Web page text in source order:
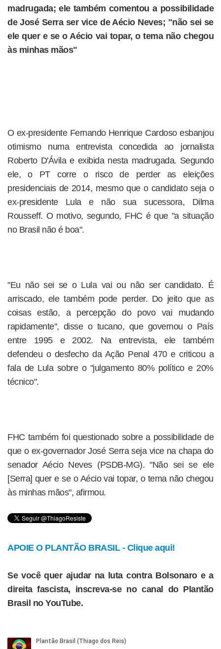
madrugada; ele também comentou a possibilidade
de José Serra ser vice de Aécio Neves; "não sei se
ele quer e se o Aécio vai topar, o tema não chegou
às minhas mãos"
O ex-presidente Fernando Henrique Cardoso esbanjou
otimismo numa entrevista concedida ao jornalista
Roberto D'Ávila e exibida nesta madrugada. Segundo
ele, o PT corre o risco de perder as eleições
presidenciais de 2014, mesmo que o candidato seja o
ex-presidente Lula e não sua sucessora, Dilma
Rousseff. O motivo, segundo, FHC é que "a situação
no Brasil não é boa".
"Eu não sei se o Lula vai ou não ser candidato. É
arriscado, ele também pode perder. Do jeito que as
coisas estão, a percepção do povo vai mudando
rapidamente", disse o tucano, que governou o País
entre 1995 e 2002. Na entrevista, ele também
defendeu o desfecho da Ação Penal 470 e criticou a
fala de Lula sobre o "julgamento 80% político e 20%
técnico".
FHC também foi questionado sobre a possibilidade de
que o ex-governador José Serra seja vice na chapa do
senador Aécio Neves (PSDB-MG). "Não sei se ele
[Serra] quer e se o Aécio vai topar, o tema não chegou
às minhas mãos", afirmou.
APOIE O PLANTÃO BRASIL - Clique aqui!
Se você quer ajudar na luta contra Bolsonaro e a
direita fascista, inscreva-se no canal do Plantão
Brasil no YouTube.